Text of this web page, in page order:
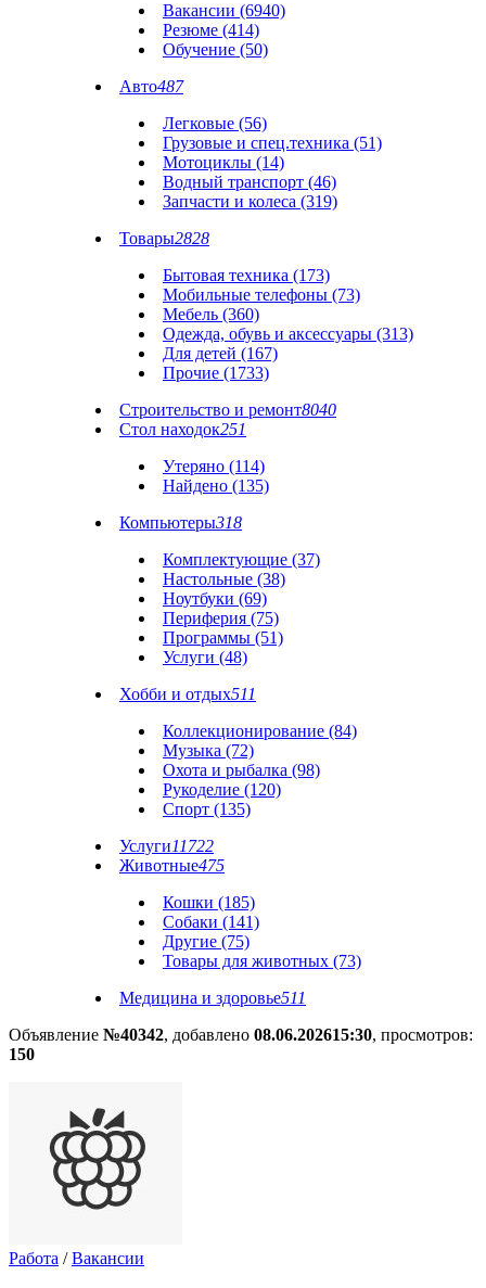
Вакансии (6940)
Резюме (414)
Обучение (50)
Авто487
Легковые (56)
Грузовые и спец.техника (51)
Мотоциклы (14)
Водный транспорт (46)
Запчасти и колеса (319)
Товары2828
Бытовая техника (173)
Мобильные телефоны (73)
Мебель (360)
Одежда, обувь и аксессуары (313)
Для детей (167)
Прочие (1733)
Строительство и ремонт8040
Стол находок251
Утеряно (114)
Найдено (135)
Компьютеры318
Комплектующие (37)
Настольные (38)
Ноутбуки (69)
Периферия (75)
Программы (51)
Услуги (48)
Хобби и отдых511
Коллекционирование (84)
Музыка (72)
Охота и рыбалка (98)
Рукоделие (120)
Спорт (135)
Услуги11722
Животные475
Кошки (185)
Собаки (141)
Другие (75)
Товары для животных (73)
Медицина и здоровье511
Объявление №40342, добавлено 08.06.202615:30, просмотров:
150
Работа /Вакансии